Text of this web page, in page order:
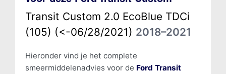
Transit Custom 2.0 EcoBlue TDCi
(105) (<-06/28/2021) 2018–2021
Hieronder vind je het complete
smeermiddelenadvies voor de Ford Transit